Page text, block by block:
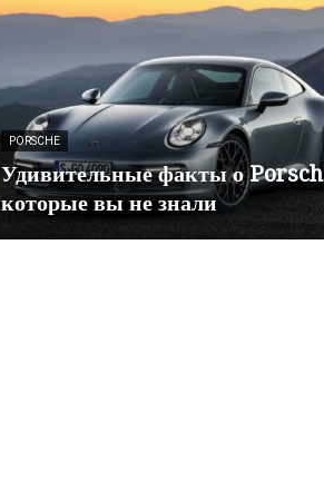
PORSCHE
Удивительные факты о
которые вы не знали